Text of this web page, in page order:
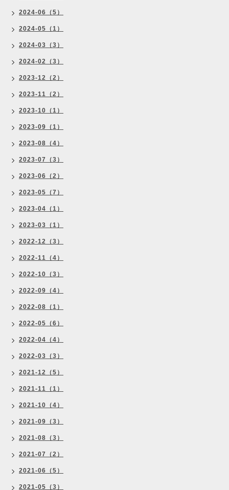
2024-06（5）
2024-05（1）
2024-03（3）
2024-02（3）
2023-12（2）
2023-11（2）
2023-10（1）
2023-09（1）
2023-08（4）
2023-07（3）
2023-06（2）
2023-05（7）
2023-04（1）
2023-03（1）
2022-12（3）
2022-11（4）
2022-10（3）
2022-09（4）
2022-08（1）
2022-05（6）
2022-04（4）
2022-03（3）
2021-12（5）
2021-11（1）
2021-10（4）
2021-09（3）
2021-08（3）
2021-07（2）
2021-06（5）
2021-05（3）